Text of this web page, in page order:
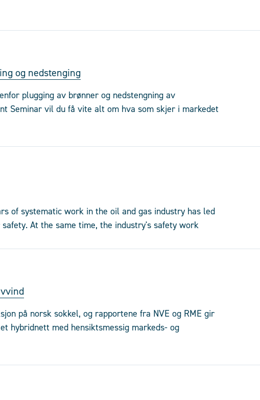
og nedstenging
plugging av brønner og nedstengning av
Seminar vil du få vite alt om hva som skjer i markedet
of systematic work in the oil and gas industry has led
At the same time, the industry's safety work
på norsk sokkel, og rapportene fra NVE og RME gir
hybridnett med hensiktsmessig markeds- og